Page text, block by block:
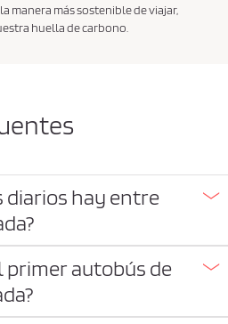
manera más sostenible de viajar,
huella de carbono.
diarios hay entre
primer autobús de